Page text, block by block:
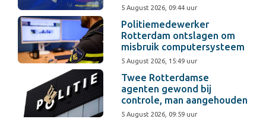
5 August 2026, 09:44 uur
Politiemedewerker
Rotterdam ontslagen om
misbruik computersysteem
5 August 2026, 15:49 uur
Twee Rotterdamse
agenten gewond bij
controle, man aangehouden
5 August 2026, 09:59 uur